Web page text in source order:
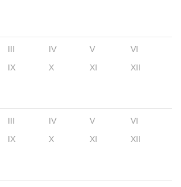
III IV V
VI
IX X XI XII
III IV V
VI
IX X XI XII